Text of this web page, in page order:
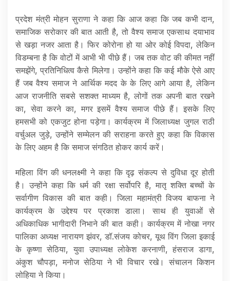
प्रदेश मंत्री मोहन सुराणा ने कहा कि आज कहा कि जब कभी दान,
समाजिक सरोकार की बात आती है, तो वैश्य समाज एकसाथ दयाभाव
से खड़ा नजर आता है। फिर कोरोना हो या ओर कोई विपदा, लेकिन
विडम्बना है कि वोटों में आभी भी पीछे हैं। जब तक वोट की कीमत नहीं
समझेंगे, प्रतिनिधित्व कैसे मिलेगा। उन्होंने कहा कि कई मौके ऐसे आए
हैं जब वैश्य समाज ने आर्थिक मदद के के लिए आगे आया है, लेकिन
आज राजनीति सबसे सशक्त माध्यम है, लोगों तक अपनी बात रखने
का, सेवा करने का, मगर इसमें वैश्य समाज पीछे हैं। इसके लिए
हमसभी को एकजुट होना पड़ेगा। कार्यक्रम में जिलाध्यक्ष जुगल राठी
वर्चुअल जुड़े, उन्होंने सम्मेलन की सराहना करते हुए कहा कि विकास
के लिए अहम है कि समाज संगठित होकर कार्य करें।
महिला विंग की धनलक्ष्मी ने कहा कि दृढ़ संकल्प से दुविधा दूर होती
है। उन्होंने कहा कि धर्म की रक्षा सर्वोपरि है, मातृ शक्ति बच्चों के
सर्वागीण विकास की बात कही। जिला महामंत्री विजय बाफना ने
कार्यक्रम के उद्देश्य पर प्रकाश डाला। साथ ही युवाओं से
अधिकाधिक भागीदारी निभाने की बात कही। कार्यक्रम में नोखा नगर
पालिका अध्यक्ष नारायण झंवर, डॉ.संजय कोचर, यूथ विंग जिला इकाई
के कृष्णा सेठिया, युवा उपाध्यक्ष लोकेश करनाणी, हंसराज डागा,
अंकुश चौपड़ा, मनोज सेठिया ने भी विचार रखे। संचालन किशन
लोहिया ने किया।